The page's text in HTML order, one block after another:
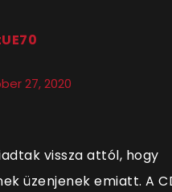
27, 2020
vissza attól, hogy
üzenjenek emiatt. A